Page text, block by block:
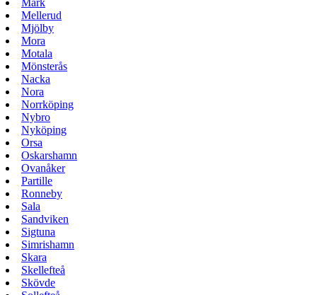
Mark
Mellerud
Mjölby
Mora
Motala
Mönsterås
Nacka
Nora
Norrköping
Nybro
Nyköping
Orsa
Oskarshamn
Ovanåker
Partille
Ronneby
Sala
Sandviken
Sigtuna
Simrishamn
Skara
Skellefteå
Skövde